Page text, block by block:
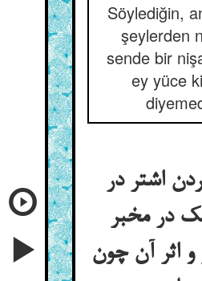
Söylediğin,
şeylerden
sende bir
ey yüce
اشتر در
در مخبر
و اثر آن چون